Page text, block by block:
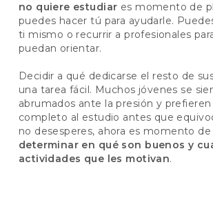
no quiere estudiar es momento de
puedes hacer tú para ayudarle.
ti mismo o recurrir a profesionales
puedan orientar.
Decidir a qué dedicarse el resto de
una tarea fácil. Muchos jóvenes se
abrumados ante la presión y
completo al estudio antes que
no desesperes, ahora es momento de
determinar en qué son buenos y
actividades que les motivan.